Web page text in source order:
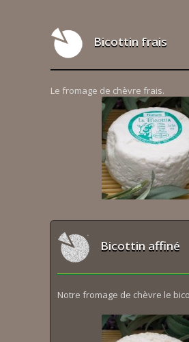
Bicottin frais
Le fromage de chèvre frais.
Bicottin affiné
Notre fromage de chèvre le